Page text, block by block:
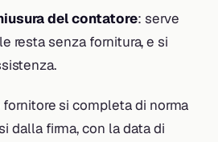
del contatore: serve
resta senza fornitura, e si
si completa di norma
dalla firma, con la data di